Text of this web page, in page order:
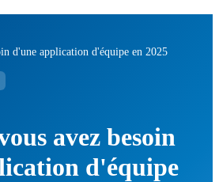
d'une application d'équipe en 2025
avez besoin
d'équipe